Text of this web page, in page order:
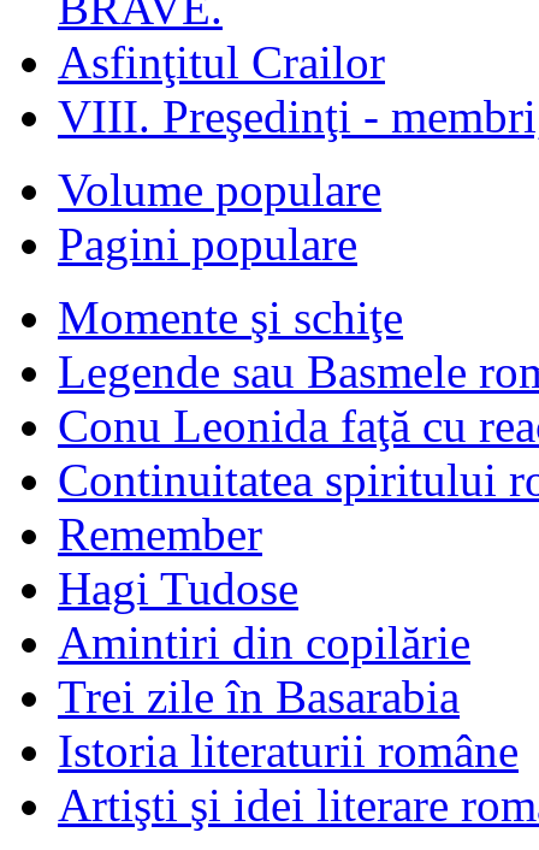
Asfinţitul Crailor
VIII. Preşedinţi -
Volume populare
Pagini populare
Momente şi schiţe
Legende sau Basmele
Conu Leonida faţă cu
Continuitatea spiritului
Remember
Hagi Tudose
Amintiri din copilărie
Trei zile în Basarabia
Istoria literaturii române
Artişti şi idei literare